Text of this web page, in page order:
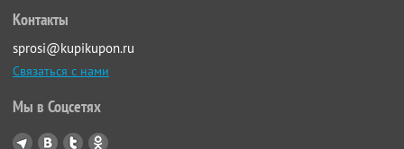
Контакты
sprosi@kupikupon.ru
Связаться с нами
Мы в Соцсетях